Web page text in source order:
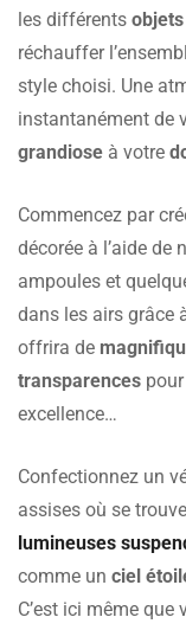
les différents objets
réchauffer
style choisi. Une
instantanément de
grandiose à votre
Commencez par
décorée à l’aide de
ampoules et
dans les airs grâce
offrira de
transparences
excellence…
Confectionnez un
assises où se
lumineuses
comme un ciel
C’est ici même